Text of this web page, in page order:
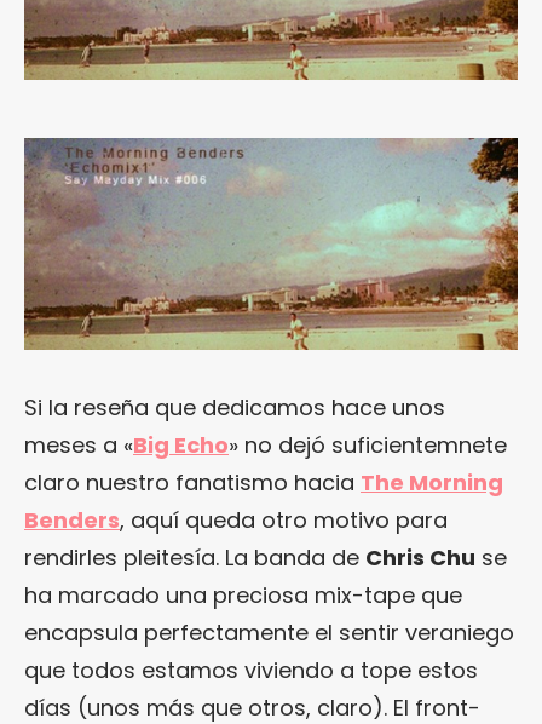
Si la reseña que dedicamos hace unos
meses a «Big Echo» no dejó suficientemnete
claro nuestro fanatismo hacia The Morning
Benders, aquí queda otro motivo para
rendirles pleitesía. La banda de Chris Chu se
ha marcado una preciosa mix-tape que
encapsula perfectamente el sentir veraniego
que todos estamos viviendo a tope estos
días (unos más que otros, claro). El front-